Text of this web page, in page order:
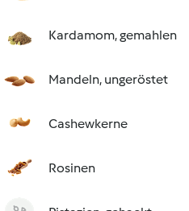
Kardamom, gemahlen
Mandeln, ungeröstet
Cashewkerne
Rosinen